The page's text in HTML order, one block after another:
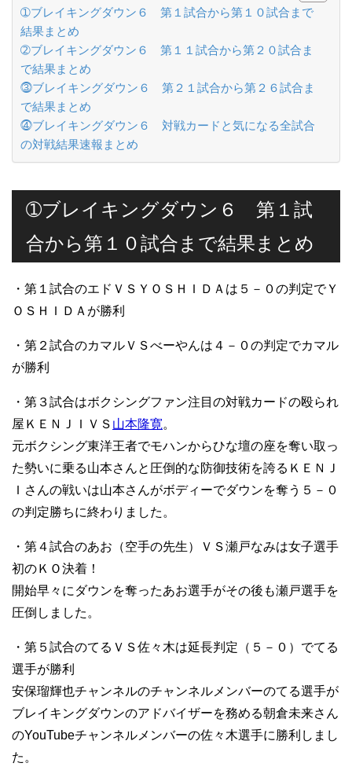
➀ブレイキングダウン６ 第１試合から第１０試合まで
結果まとめ
➁ブレイキングダウン６ 第１１試合から第２０試合ま
で結果まとめ
⓷ブレイキングダウン６ 第２１試合から第２６試合ま
で結果まとめ
⓸ブレイキングダウン６ 対戦カードと気になる全試合
の対戦結果速報まとめ
➀ブレイキングダウン６ 第１試
合から第１０試合まで結果まとめ
・第１試合のエドＶＳＹＯＳＨＩＤＡは５－０の判定でＹ
ＯＳＨＩＤＡが勝利
・第２試合のカマルＶＳべーやんは４－０の判定でカマル
が勝利
・第３試合はボクシングファン注目の対戦カードの殴られ
屋ＫＥＮＪＩＶＳ 山本隆寛。
元ボクシング東洋王者でモハンからひな壇の座を奪い取っ
た勢いに乗る山本さんと圧倒的な防御技術を誇るＫＥＮＪ
Ｉさんの戦いは山本さんがボディーでダウンを奪う５－０
の判定勝ちに終わりました。
・第４試合のあお（空手の先生）ＶＳ瀬戸なみは女子選手
初のＫＯ決着！
開始早々にダウンを奪ったあお選手がその後も瀬戸選手を
圧倒しました。
・第５試合のてるＶＳ佐々木は延長判定（５－０）でてる
選手が勝利
安保瑠輝也チャンネルのチャンネルメンバーのてる選手が
ブレイキングダウンのアドバイザーを務める朝倉未来さん
のYouTubeチャンネルメンバーの佐々木選手に勝利しまし
た。